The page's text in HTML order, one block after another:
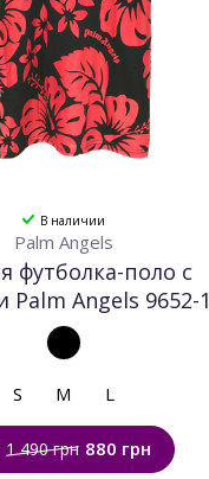
В наличии
Palm Angels
футболка-поло с
Palm Angels 9652-1
S M L
1 490 грн 880 грн